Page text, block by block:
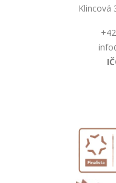
Klincová